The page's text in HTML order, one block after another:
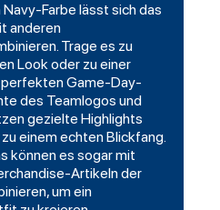
Farbe lässt sich das
anderen
Trage es zu
Look oder zu einer
Game-Day-
des Teamlogos und
gezielte Highlights
einem echten Blickfang.
können es sogar mit
Artikeln der
um ein